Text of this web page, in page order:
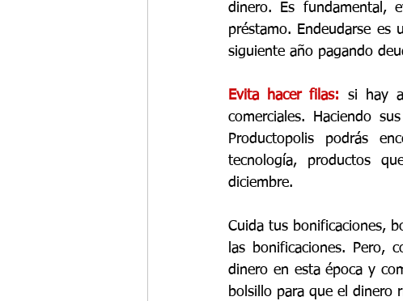
dinero. Es fundamental,
préstamo. Endeudarse es
siguiente año pagando
Evita hacer filas: si hay
comerciales. Haciendo
Productopolis podrás
tecnología, productos
diciembre.
Cuida tus bonificaciones,
las bonificaciones. Pero,
dinero en esta época y
bolsillo para que el dinero